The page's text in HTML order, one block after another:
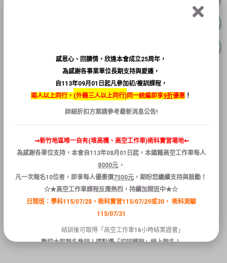
感恩心、回饋情，欣逢本會成立25周年，
為感謝各事業單位長期支持與愛護，
自113年09月01日起凡參加初/複訓課程，
兩人以上同行， (外籍三人以上同行) 同一統編即享9折優惠 ！
詳細折扣方案請參考最新消息公告!
⇝新竹地區唯一自有(堆高機、高空工作車)術科實習場地⇜
為感謝各單位支持，本會自 113年08月 01 日起 ，本國籍高空工作車每人
8000元 ，
凡一次報名10位者 ， 即享每人優惠價7500元 ，期盼您繼續支持與鼓勵！
☆★高空工作車課程反應熱烈，持續加開班中★☆
日間班：學科115/07/28，術科實習115/07/29或30，術科測驗
115/07/31
結訓後可取得「高空工作車16小時結業證書」
歡迎大家報名參訓！請點選「初訓課程」線上報名！